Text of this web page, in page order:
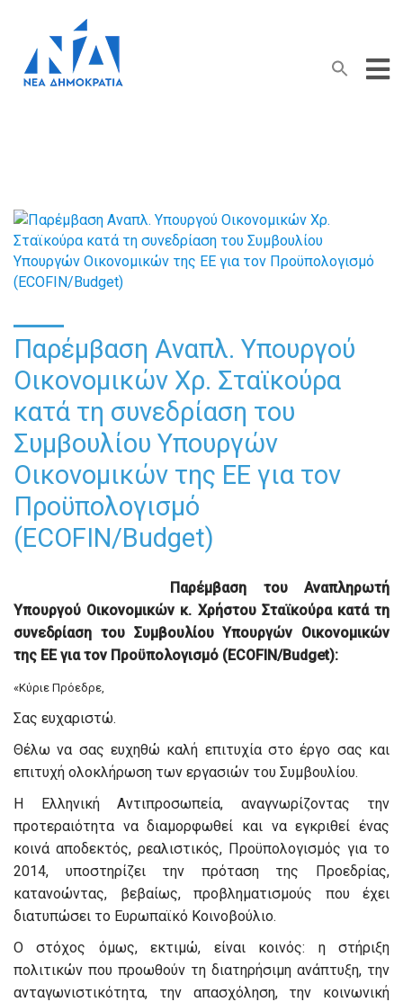
Search
for:
Search Button
Παρέμβαση Αναπλ. Υπουργού
Οικονομικών Χρ. Σταϊκούρα
κατά τη συνεδρίαση του
Συμβουλίου Υπουργών
Οικονομικών της ΕΕ για τον
Προϋπολογισμό
(ECOFIN/Budget)
Παρέμβαση του Αναπληρωτή
Υπουργού Οικονομικών κ. Χρήστου Σταϊκούρα κατά τη
συνεδρίαση του Συμβουλίου Υπουργών Οικονομικών
της ΕΕ για τον Προϋπολογισμό (ECOFIN/Budget):
«Κύριε Πρόεδρε,
Σας ευχαριστώ.
Θέλω να σας ευχηθώ καλή επιτυχία στο έργο σας και
επιτυχή ολοκλήρωση των εργασιών του Συμβουλίου.
Η Ελληνική Αντιπροσωπεία, αναγνωρίζοντας την
προτεραιότητα να διαμορφωθεί και να εγκριθεί ένας
κοινά αποδεκτός, ρεαλιστικός, Προϋπολογισμός για το
2014, υποστηρίζει την πρόταση της Προεδρίας,
κατανοώντας, βεβαίως, προβληματισμούς που έχει
διατυπώσει το Ευρωπαϊκό Κοινοβούλιο.
Ο στόχος όμως, εκτιμώ, είναι κοινός: η στήριξη
πολιτικών που προωθούν τη διατηρήσιμη ανάπτυξη, την
ανταγωνιστικότητα, την απασχόληση, την κοινωνική